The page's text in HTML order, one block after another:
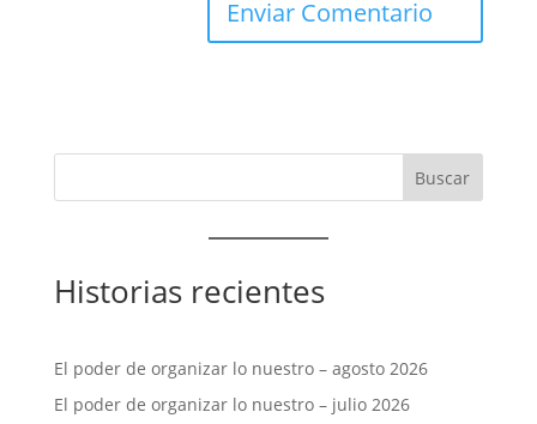
Historias recientes
El poder de organizar lo nuestro – agosto 2026
El poder de organizar lo nuestro – julio 2026